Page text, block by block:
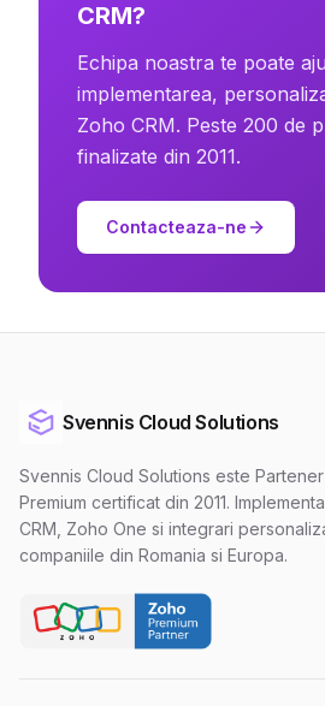
CRM?
Echipa noastra te poate
implementarea,
Zoho CRM. Peste 200 de
finalizate din 2011.
Contacteaza-ne
Svennis Cloud Solutions
Svennis Cloud Solutions este
Premium certificat din 2011.
CRM, Zoho One si integrari
companiile din Romania si Europa.